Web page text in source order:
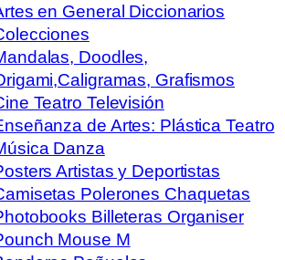
en General Diccionarios
Doodles,
Grafismos
Teatro Televisión
de Artes: Plástica Teatro
Danza
Artistas y Deportistas
Polerones Chaquetas
Billeteras Organiser
Mouse M